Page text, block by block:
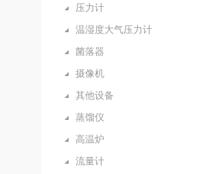
压力计
温湿度大气压力计
菌落器
摄像机
其他设备
蒸馏仪
高温炉
流量计